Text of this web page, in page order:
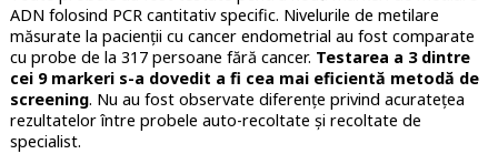
ADN folosind PCR cantitativ specific. Nivelurile de metilare
măsurate la pacienții cu cancer endometrial au fost comparate
cu probe de la 317 persoane fără cancer. Testarea a 3 dintre
cei 9 markeri s-a dovedit a fi cea mai eficientă metodă de
screening. Nu au fost observate diferențe privind acuratețea
rezultatelor între probele auto-recoltate și recoltate de
specialist.